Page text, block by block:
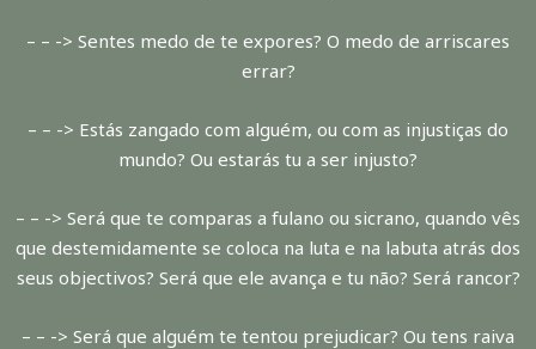
– – -> Sentes medo de te expores? O medo de arriscares
errar?
– – -> Estás zangado com alguém, ou com as injustiças do
mundo? Ou estarás tu a ser injusto?
– – -> Será que te comparas a fulano ou sicrano, quando vês
que destemidamente se coloca na luta e na labuta atrás dos
seus objectivos? Será que ele avança e tu não? Será rancor?
– – -> Será que alguém te tentou prejudicar? Ou tens raiva